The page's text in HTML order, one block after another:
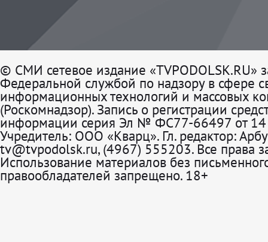
© СМИ сетевое издание «TVPODOLSK.RU»
Федеральной службой по надзору в сфере
информационных технологий и массовых
(Роскомнадзор). Запись о регистрации
информации серия Эл № ФС77-66497 от 14
Учредитель: ООО «Кварц». Гл. редактор:
tv@tvpodolsk.ru, (4967) 555203. Все права
Использование материалов без
правообладателей запрещено. 18+